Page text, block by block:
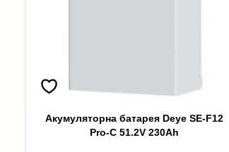
Акумуляторна батарея Deye SE-F12
Pro-C 51.2V 230Ah